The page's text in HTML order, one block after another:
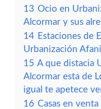
13 Ocio en
Alcormar y sus
14 Estaciones de
Urbanización
15 A que distacia
Alcormar esta de
igual te apetece
16 Casas en